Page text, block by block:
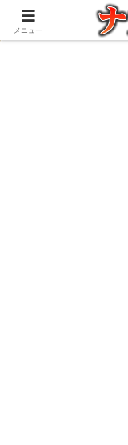
アウトドアとガジ
メニュー